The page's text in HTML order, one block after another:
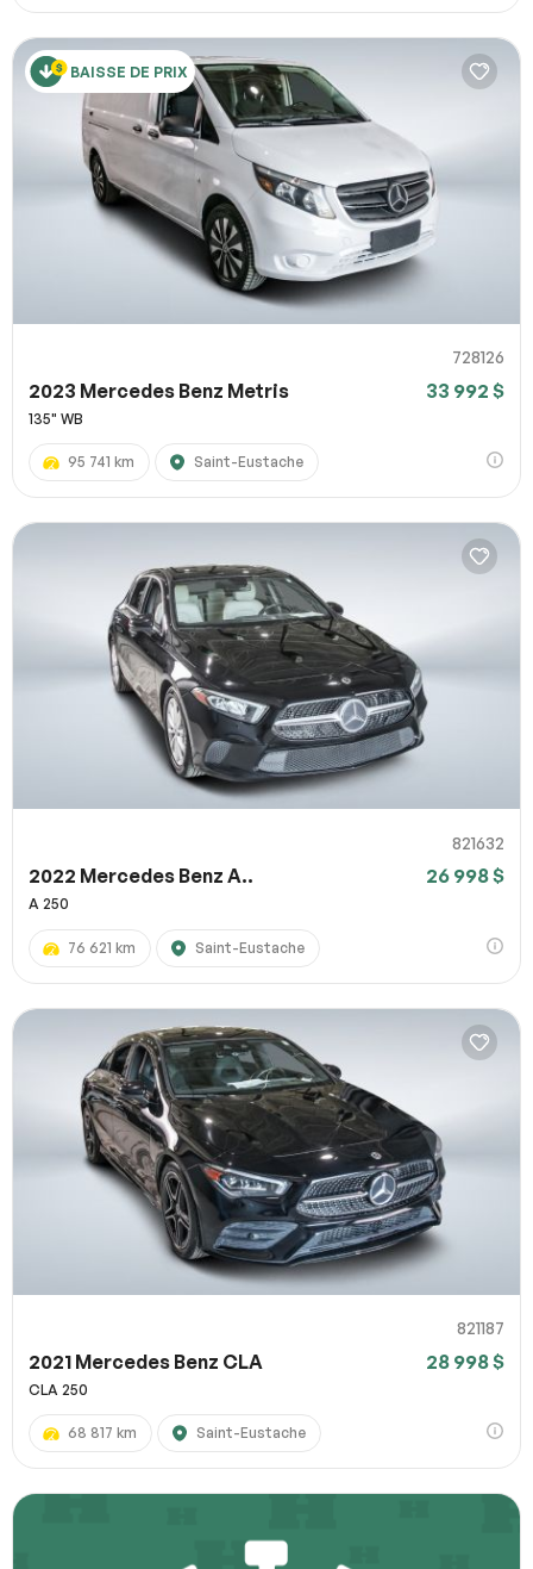
BAISSE DE PRIX
728126
2023 Mercedes Benz Metris 33 992 $
135" WB
95 741 km Saint-Eustache
821632
2022 Mercedes Benz A.. 26 998 $
A 250
76 621 km Saint-Eustache
821187
2021 Mercedes Benz CLA 28 998 $
CLA 250
68 817 km Saint-Eustache